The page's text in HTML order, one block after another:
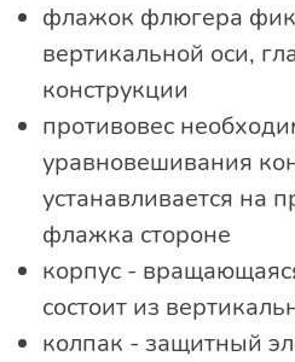
флажок флюгера
вертикальной оси,
конструкции
противовес
уравновешивания
устанавливается на
флажка стороне
корпус -
состоит из
колпак - защитный